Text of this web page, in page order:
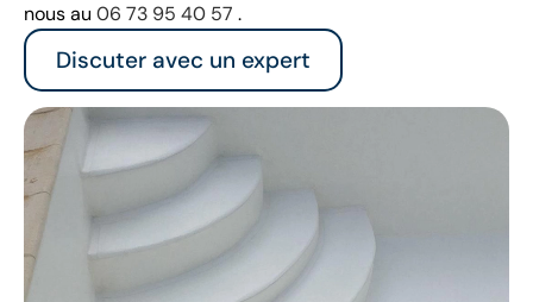
nous au 06 73 95 40 57 .
Discuter avec un expert